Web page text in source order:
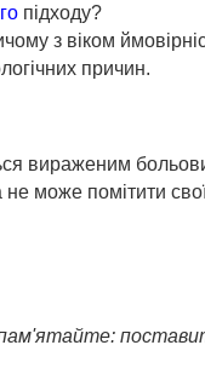
підходу?
з віком
причин.
вираженим
може помітити